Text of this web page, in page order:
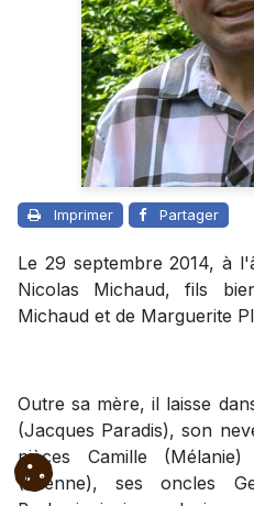
Imprimer Partager
Le 29 septembre 2014, à
Nicolas Michaud, fils
Michaud et de Marguerite
Outre sa mère, il laisse
(Jacques Paradis), son
nièces Camille
(Etienne), ses oncles